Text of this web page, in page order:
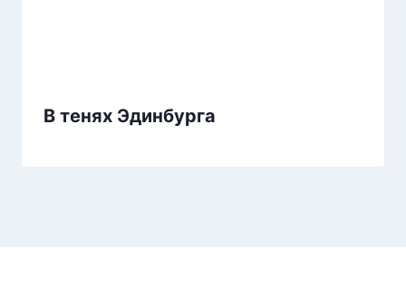
В тенях Эдинбурга